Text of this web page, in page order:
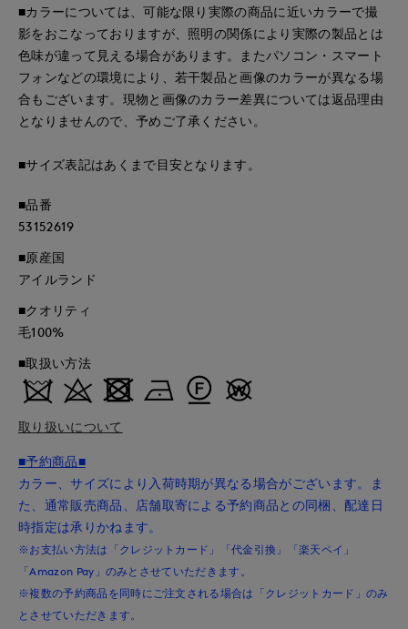
■カラーについては、可能な限り実際の商品に近いカラーで撮
影をおこなっておりますが、照明の関係により実際の製品とは
色味が違って見える場合があります。またパソコン・スマート
フォンなどの環境により、若干製品と画像のカラーが異なる場
合もございます。現物と画像のカラー差異については返品理由
となりませんので、予めご了承ください。
■サイズ表記はあくまで目安となります。
■品番
53152619
■原産国
アイルランド
■クオリティ
毛100%
■取扱い方法
取り扱いについて
■予約商品■
カラー、サイズにより入荷時期が異なる場合がございます。ま
た、通常販売商品、店舗取寄による予約商品との同梱、配達日
時指定は承りかねます。
※お支払い方法は「クレジットカード」「代金引換」「楽天ペイ」
「Amazon Pay」のみとさせていただきます。
※複数の予約商品を同時にご注文される場合は「クレジットカード」のみ
とさせていただきます。